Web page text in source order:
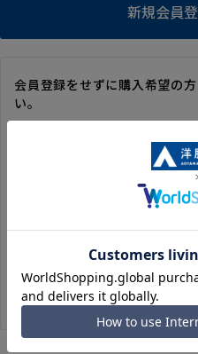
新規会員
会員登録をせずに購入希望の
い。
毎回のご注文時に入力いただ
※洋服の青山オンラインスト
また、ゲスト購入後の会員情
※購入履歴の確認、領収書の
いただけません。